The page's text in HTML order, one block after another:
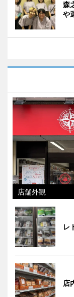
森
や
店舗外観
レ
店